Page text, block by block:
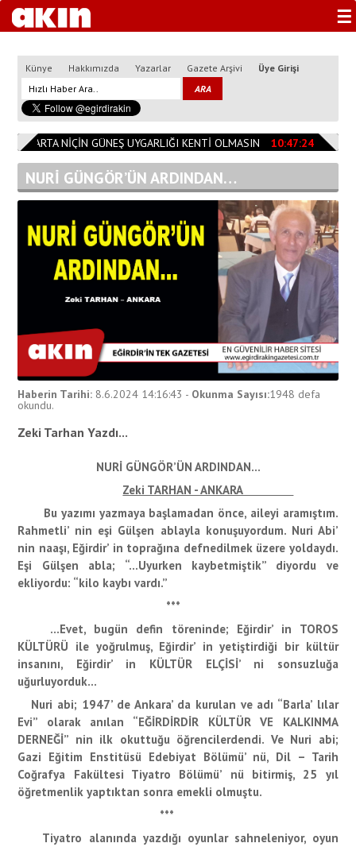
☰
Künye Hakkımızda Yazarlar Gazete Arşivi Üye Girişi
ISPARTA NİÇİN GÜNEŞ UYGARLIĞI KENTİ OLMASIN 10:47:24
NURİ GÜNGÖR’ÜN ARDINDAN…
Haberin Tarihi: 8.6.2024 14:16:43 - Okunma Sayısı:1948 defa
okundu.
Zeki Tarhan Yazdı...
NURİ GÜNGÖR’ÜN ARDINDAN…
Zeki TARHAN - ANKARA
Bu yazımı yazmaya başlamadan önce, aileyi aramıştım.
Rahmetli’ nin eşi Gülşen ablayla konuşuyordum. Nuri Abi’
nin naaşı, Eğirdir’ in toprağına defnedilmek üzere yoldaydı.
Eşi Gülşen abla; “…Uyurken kaybetmiştik” diyordu ve
ekliyordu: “kilo kaybı vardı.”
***
…Evet, bugün defin töreninde; Eğirdir’ in TOROS
KÜLTÜRÜ ile yoğrulmuş, Eğirdir’ in yetiştirdiği bir kültür
insanını, Eğirdir’ in KÜLTÜR ELÇİSİ’ ni sonsuzluğa
uğurluyorduk…
Nuri abi; 1947’ de Ankara’ da kurulan ve adı “Barla’ lılar
Evi” olarak anılan “EĞİRDİRDİR KÜLTÜR VE KALKINMA
DERNEĞİ” nin ilk okuttuğu öğrencilerdendi. Ve Nuri abi;
Gazi Eğitim Enstitüsü Edebiyat Bölümü’ nü, Dil – Tarih
Coğrafya Fakültesi Tiyatro Bölümü’ nü bitirmiş, 25 yıl
öğretmenlik yaptıktan sonra emekli olmuştu.
***
Tiyatro alanında yazdığı oyunlar sahneleniyor, oyun